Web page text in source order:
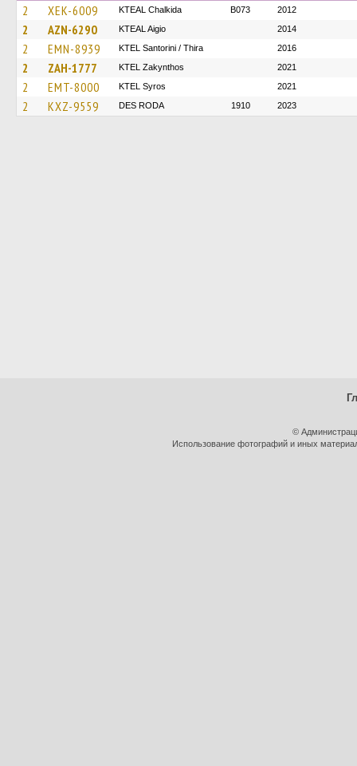
2 XEK-6009 KTEAL Chalkida B073 2012
2 AZN-6290 KTEAL Aigio 2014
2 EMN-8939 KTEL Santorini / Thira 2016
2 ZAH-1777 KTEL Zakynthos 2021
2 EMT-8000 KTEL Syros 2021
2 KXZ-9559 DES RODA 1910 2023
©
Использование фотографий и иных